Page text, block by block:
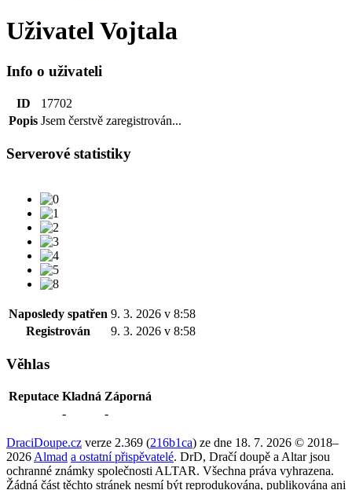
Uživatel Vojtala
Info o uživateli
ID
17702
Popis Jsem čerstvě zaregistrován...
Serverové statistiky
Naposledy spatřen 9. 3. 2026 v 8:58
Registrován
9. 3. 2026 v 8:58
Věhlas
Reputace Kladná Záporná
-
-
DraciDoupe.cz verze 2.369 (216b1ca) ze dne 18. 7. 2026 © 2018–
2026 Almad a ostatní přispěvatelé. DrD, Dračí doupě a Altar jsou
ochranné známky společnosti ALTAR. Všechna práva vyhrazena.
Žádná část těchto stránek nesmí být reprodukována, publikována ani